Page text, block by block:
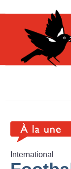
International